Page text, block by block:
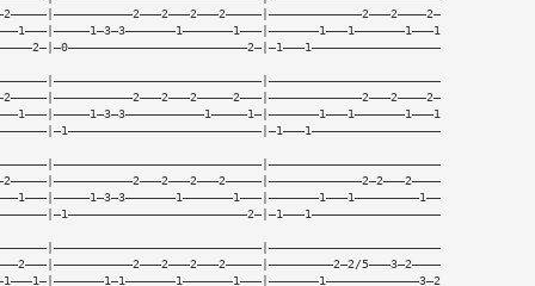
5———3—2————